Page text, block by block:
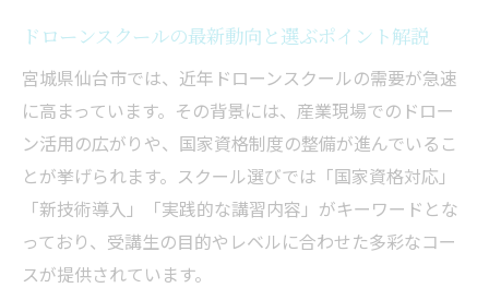
新技術導入のドローンスクール選び方解説
ドローンスクール選びで重視すべき新技術
の基準
国家資格取得に有利な最新設備をもつスク
ールとは
産業対応型ドローンスクールの比較ポイン
ト紹介
ドローンスクールの最新動向と選ぶポイント解説
宮城県仙台市では、近年ドローンスクールの需要が急速
に高まっています。その背景には、産業現場でのドロー
ン活用の広がりや、国家資格制度の整備が進んでいるこ
とが挙げられます。スクール選びでは「国家資格対応」
「新技術導入」「実践的な講習内容」がキーワードとな
っており、受講生の目的やレベルに合わせた多彩なコー
スが提供されています。